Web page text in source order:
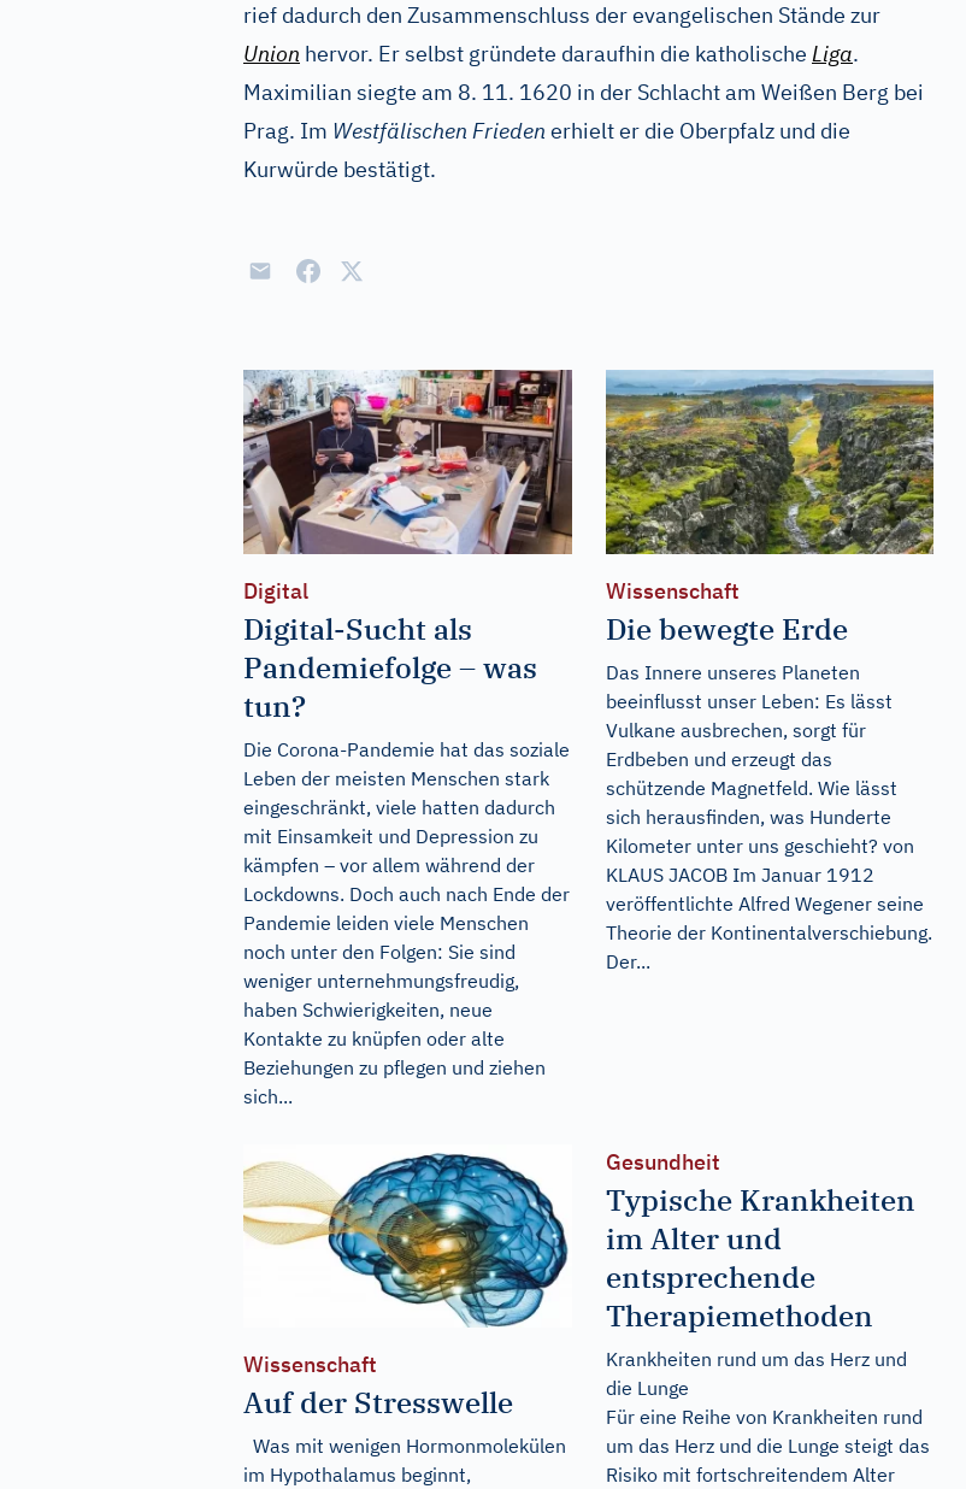
rief dadurch den Zusammenschluss der evangelischen Stände zur
Union hervor. Er selbst gründete daraufhin die katholische Liga.
Maximilian siegte am 8. 11. 1620 in der Schlacht am Weißen Berg bei
Prag. Im Westfälischen Frieden erhielt er die Oberpfalz und die
Kurwürde bestätigt.
Digital
Digital-Sucht als
Pandemiefolge – was
tun?
Die Corona-Pandemie hat das soziale
Leben der meisten Menschen stark
eingeschränkt, viele hatten dadurch
mit Einsamkeit und Depression zu
kämpfen – vor allem während der
Lockdowns. Doch auch nach Ende der
Pandemie leiden viele Menschen
noch unter den Folgen: Sie sind
weniger unternehmungsfreudig,
haben Schwierigkeiten, neue
Kontakte zu knüpfen oder alte
Beziehungen zu pflegen und ziehen
sich...
Wissenschaft
Die bewegte Erde
Das Innere unseres Planeten
beeinflusst unser Leben: Es lässt
Vulkane ausbrechen, sorgt für
Erdbeben und erzeugt das
schützende Magnetfeld. Wie lässt
sich herausfinden, was Hunderte
Kilometer unter uns geschieht? von
KLAUS JACOB Im Januar 1912
veröffentlichte Alfred Wegener seine
Theorie der Kontinentalverschiebung.
Der...
Wissenschaft
Auf der Stresswelle
Was mit wenigen Hormonmolekülen
im Hypothalamus beginnt,
Gesundheit
Typische Krankheiten
im Alter und
entsprechende
Therapiemethoden
Krankheiten rund um das Herz und
die Lunge
Für eine Reihe von Krankheiten rund
um das Herz und die Lunge steigt das
Risiko mit fortschreitendem Alter